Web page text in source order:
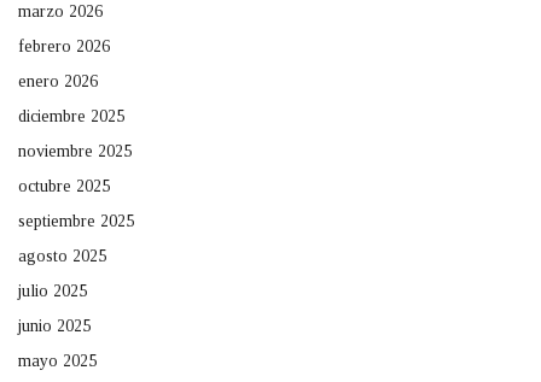
marzo 2026
febrero 2026
enero 2026
diciembre 2025
noviembre 2025
octubre 2025
septiembre 2025
agosto 2025
julio 2025
junio 2025
mayo 2025